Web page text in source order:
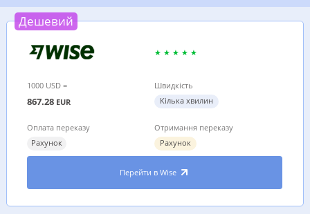
Дешевий
1000 USD =
867.28 EUR
Швидкість
Кілька хвилин
Оплата переказу
Рахунок
Отримання переказу
Рахунок
Перейти в Wise